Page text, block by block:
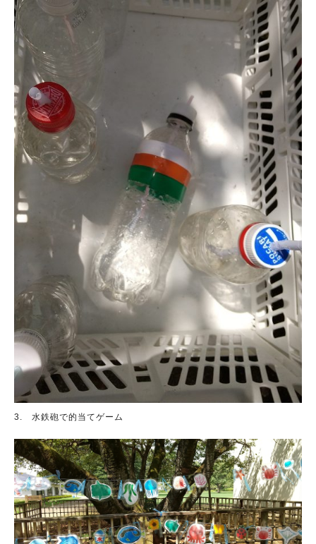
3. 水鉄砲で的当てゲーム